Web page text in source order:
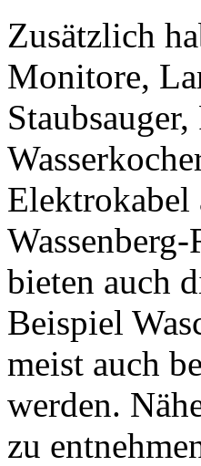
Zusätzlich
Monitore,
bieten auch
Beispiel
meist auch
werden.
zu